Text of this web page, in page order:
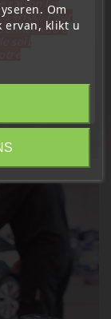
Om
ervan, klikt u
raison les
14H00. Pour
votre
soit